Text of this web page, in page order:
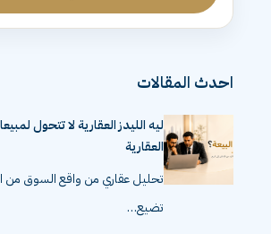
احدث المقالات
ليه الليدز العقارية لا تتحول
العقارية
تحليل عقاري من واقع السوق من
تضيع…